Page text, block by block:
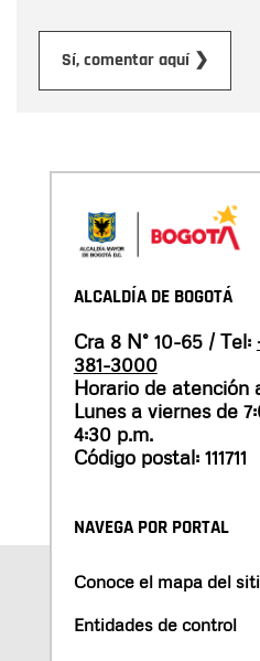
Sí, comentar aquí ❯
ALCALDÍA DE BOGOTÁ
Cra 8 N° 10-65 / Tel:
381-3000
Horario de atención
Lunes a viernes de
4:30 p.m.
Código postal: 111711
NAVEGA POR PORTAL
Conoce el mapa del
Entidades de control